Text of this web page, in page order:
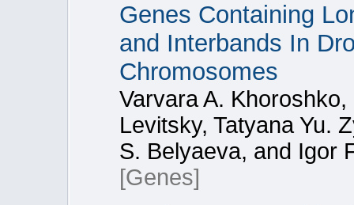
Genes Containing
and Interbands In
Chromosomes
Varvara A.
Levitsky, Tatyana Yu.
S. Belyaeva, and Igor
[Genes]